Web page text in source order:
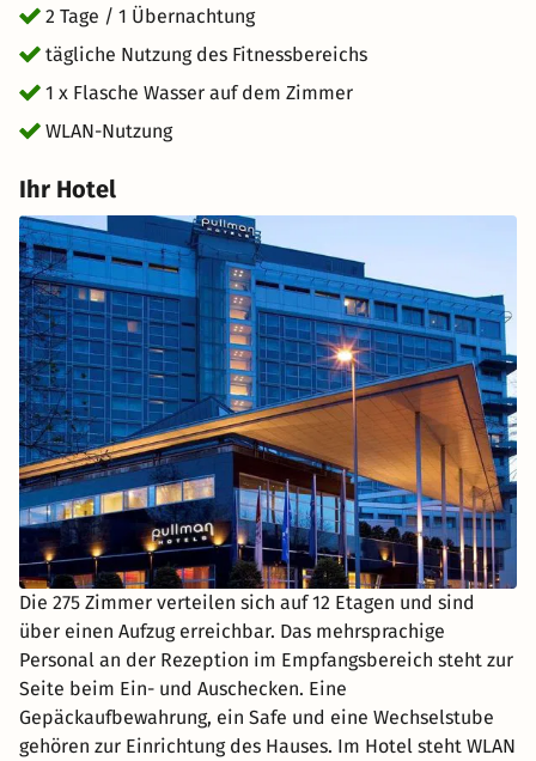
2 Tage / 1 Übernachtung
tägliche Nutzung des Fitnessbereichs
1 x Flasche Wasser auf dem Zimmer
WLAN-Nutzung
Ihr Hotel
Die 275 Zimmer verteilen sich auf 12 Etagen und sind
über einen Aufzug erreichbar. Das mehrsprachige
Personal an der Rezeption im Empfangsbereich steht zur
Seite beim Ein- und Auschecken. Eine
Gepäckaufbewahrung, ein Safe und eine Wechselstube
gehören zur Einrichtung des Hauses. Im Hotel steht WLAN